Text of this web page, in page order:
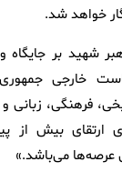
خواهد شد.
شهید بر جایگاه
خارجی جمهوری
فرهنگی، زبانی
بیش از
عرصه‌ها می‌باشد.»